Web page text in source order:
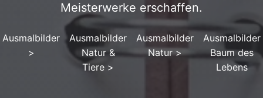
Meisterwerke erschaffen.
Ausmalbilder
>
Ausmalbilder
Natur &
Tiere >
Ausmalbilder
Natur>
Ausmalbilder
Baum des
Lebens